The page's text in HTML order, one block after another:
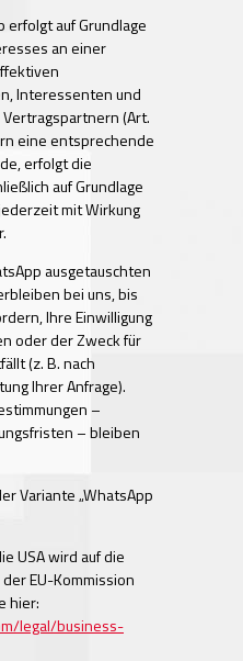
erfolgt auf Grundlage
an einer
Interessenten und
(Art.
eine entsprechende
erfolgt die
auf Grundlage
mit Wirkung
ausgetauschten
bei uns, bis
Ihre Einwilligung
oder der Zweck für
(z. B. nach
Ihrer Anfrage).
–
– bleiben
Variante „WhatsApp
USA wird auf die
EU-Kommission
hier:
legal/business-